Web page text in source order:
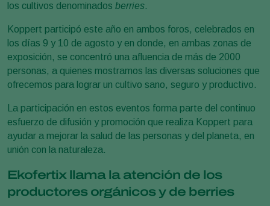
los cultivos denominados berries.
Koppert participó este año en ambos foros, celebrados en
los días 9 y 10 de agosto y en donde, en ambas zonas de
exposición, se concentró una afluencia de más de 2000
personas, a quienes mostramos las diversas soluciones que
ofrecemos para lograr un cultivo sano, seguro y productivo.
La participación en estos eventos forma parte del continuo
esfuerzo de difusión y promoción que realiza Koppert para
ayudar a mejorar la salud de las personas y del planeta, en
unión con la naturaleza.
Ekofertix llama la atención de los
productores orgánicos y de berries